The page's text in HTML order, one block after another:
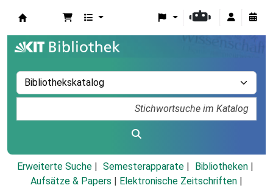
Erweiterte Suche Semesterapparate
Bibliotheken
Aufsätze & Papers
Elektronische Zeitschriften